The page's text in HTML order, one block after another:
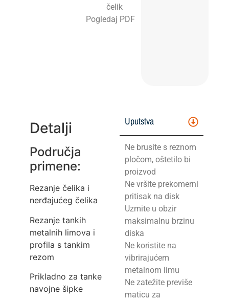
čelik
Pogledaj PDF
Detalji
Područja
primene:
Rezanje čelika i
nerđajućeg čelika
Rezanje tankih
metalnih limova i
profila s tankim
rezom
Prikladno za tanke
navojne šipke
Uputstva
Ne brusite s reznom
pločom, oštetilo bi
proizvod
Ne vršite prekomerni
pritisak na disk
Uzmite u obzir
maksimalnu brzinu
diska
Ne koristite na
vibrirajućem
metalnom limu
Ne zatežite previše
maticu za